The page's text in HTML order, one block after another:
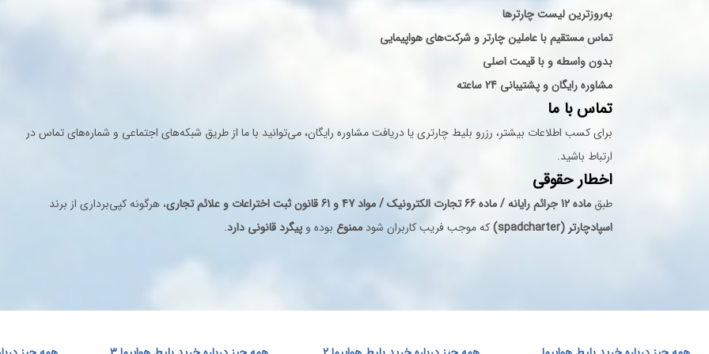
استرداد، بهترین نوع بلیط را انتخاب کنند. نمایش هم‌زمان گزینه‌های مختلف باعث می‌شود انتخاب
شود.
رزرو بلیط هواپیما از معتبرترین و جامع‌ترین ایرلاین‌های پرواز داخلی و خارجی
کرده است.
شرکت‌های هواپیمایی داخلی:
محبوب‌ترین مسیرهای پروازی
برخی از پرترددترین مسیرهای جستجو شده در اسپادچارتر عبارت‌اند از:
به‌روزترین لیست چارترها
تماس مستقیم با عاملین چارتر و شرکت‌های هواپیمایی
بدون واسطه و با قیمت اصلی
مشاوره رایگان و پشتیبانی 24 ساعته
تماس با ما
برای کسب اطلاعات بیشتر، رزرو بلیط چارتری یا دریافت مشاوره رایگان، می‌توانید با ما از طریق شبکه‌های اجتماعی و شماره‌های تماس در
ارتباط باشید.
اخطار حقوقی
طبق ماده 12 جرائم رایانه / ماده 66 تجارت الکترونیک / مواد 47 و 61 قانون ثبت اختراعات و علائم تجاری
، هرگونه کپی‌برداری از برند
اسپادچارتر (spadcharter)
که موجب فریب کاربران شود ممنوع بوده و پیگرد قانونی دارد.